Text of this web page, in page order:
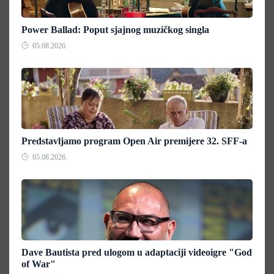
Power Ballad: Poput sjajnog muzičkog singla
05.08.2026.
Predstavljamo program Open Air premijere 32. SFF-a
05.08.2026.
Dave Bautista pred ulogom u adaptaciji videoigre "God
of War"